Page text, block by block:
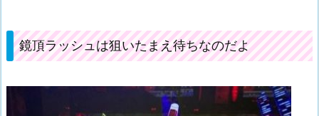
鏡頂ラッシュは狙いたまえ待ちなのだよ